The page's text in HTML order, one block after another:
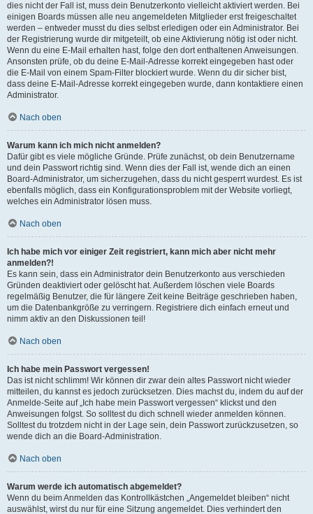
dies nicht der Fall ist, muss dein Benutzerkonto vielleicht aktiviert werden. Bei
einigen Boards müssen alle neu angemeldeten Mitglieder erst freigeschaltet
werden – entweder musst du dies selbst erledigen oder ein Administrator. Bei
der Registrierung wurde dir mitgeteilt, ob eine Aktivierung nötig ist oder nicht.
Wenn du eine E-Mail erhalten hast, folge den dort enthaltenen Anweisungen.
Ansonsten prüfe, ob du deine E-Mail-Adresse korrekt eingegeben hast oder
die E-Mail von einem Spam-Filter blockiert wurde. Wenn du dir sicher bist,
dass deine E-Mail-Adresse korrekt eingegeben wurde, dann kontaktiere einen
Administrator.
Nach oben
Warum kann ich mich nicht anmelden?
Dafür gibt es viele mögliche Gründe. Prüfe zunächst, ob dein Benutzername
und dein Passwort richtig sind. Wenn dies der Fall ist, wende dich an einen
Board-Administrator, um sicherzugehen, dass du nicht gesperrt wurdest. Es ist
ebenfalls möglich, dass ein Konfigurationsproblem mit der Website vorliegt,
welches ein Administrator lösen muss.
Nach oben
Ich habe mich vor einiger Zeit registriert, kann mich aber nicht mehr
anmelden?!
Es kann sein, dass ein Administrator dein Benutzerkonto aus verschieden
Gründen deaktiviert oder gelöscht hat. Außerdem löschen viele Boards
regelmäßig Benutzer, die für längere Zeit keine Beiträge geschrieben haben,
um die Datenbankgröße zu verringern. Registriere dich einfach erneut und
nimm aktiv an den Diskussionen teil!
Nach oben
Ich habe mein Passwort vergessen!
Das ist nicht schlimm! Wir können dir zwar dein altes Passwort nicht wieder
mitteilen, du kannst es jedoch zurücksetzen. Dies machst du, indem du auf der
Anmelde-Seite auf „Ich habe mein Passwort vergessen“ klickst und den
Anweisungen folgst. So solltest du dich schnell wieder anmelden können.
Solltest du trotzdem nicht in der Lage sein, dein Passwort zurückzusetzen, so
wende dich an die Board-Administration.
Nach oben
Warum werde ich automatisch abgemeldet?
Wenn du beim Anmelden das Kontrollkästchen „Angemeldet bleiben“ nicht
auswählst, wirst du nur für eine Sitzung angemeldet. Dies verhindert den